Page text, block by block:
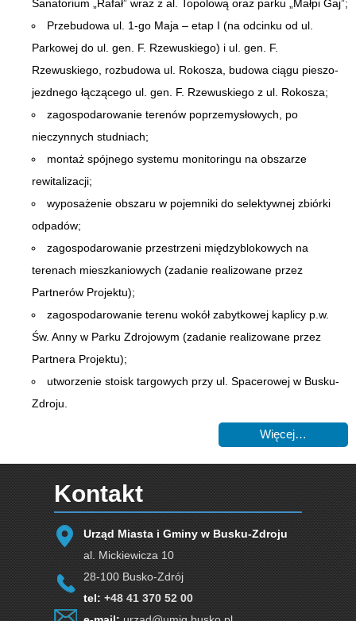
Sanatorium „Rafał” wraz z al. Topolową oraz parku „Małpi Gaj”;
Przebudowa ul. 1-go Maja – etap I (na odcinku od ul.
Parkowej do ul. gen. F. Rzewuskiego) i ul. gen. F.
Rzewuskiego, rozbudowa ul. Rokosza, budowa ciągu pieszo-
jezdnego łączącego ul. gen. F. Rzewuskiego z ul. Rokosza;
zagospodarowanie terenów poprzemysłowych, po
nieczynnych studniach;
montaż spójnego systemu monitoringu na obszarze
rewitalizacji;
wyposażenie obszaru w pojemniki do selektywnej zbiórki
odpadów;
zagospodarowanie przestrzeni międzyblokowych na
terenach mieszkaniowych (zadanie realizowane przez
Partnerów Projektu);
zagospodarowanie terenu wokół zabytkowej kaplicy p.w.
Św. Anny w Parku Zdrojowym (zadanie realizowane przez
Partnera Projektu);
utworzenie stoisk targowych przy ul. Spacerowej w Busku-
Zdroju.
Więcej…
Kontakt
Urząd Miasta i Gminy w Busku-Zdroju
al. Mickiewicza 10
28-100 Busko-Zdrój
tel: +48 41 370 52 00